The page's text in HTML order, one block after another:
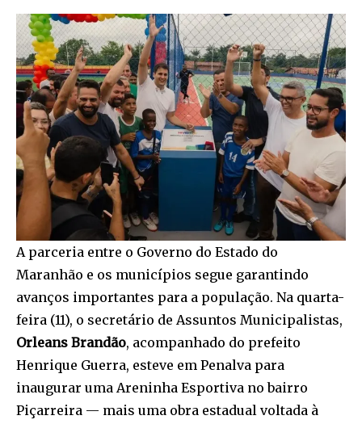
A parceria entre o Governo do Estado do
Maranhão e os municípios segue garantindo
avanços importantes para a população. Na quarta-
feira (11), o secretário de Assuntos Municipalistas,
Orleans Brandão, acompanhado do prefeito
Henrique Guerra, esteve em Penalva para
inaugurar uma Areninha Esportiva no bairro
Piçarreira — mais uma obra estadual voltada à